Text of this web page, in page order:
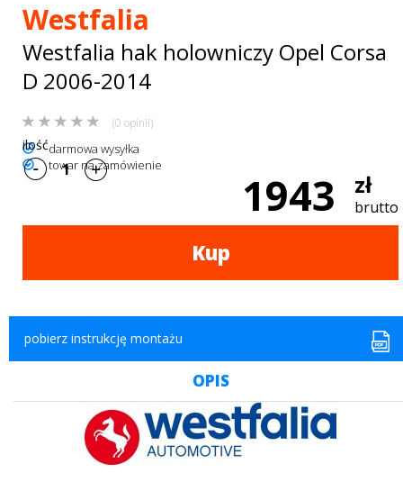
AKCESORIA
SPORTOWE
samochodowe
Westfalia
Westfalia hak holowniczy Opel Corsa
D 2006-2014
(0 opinii)
darmowa wysyłka
towar na zamówienie
1943 zł
brutto
ilość
Kup
pobierz instrukcję montażu
OPIS